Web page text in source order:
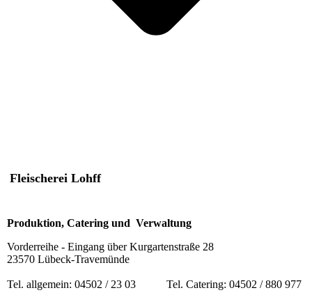
Fleischerei Lohff
Produktion, Catering und Verwaltung
Vorderreihe - Eingang über Kurgartenstraße 28
23570 Lübeck-Travemünde
Tel. allgemein: 04502 / 23 03 Tel. Catering: 04502 / 880 977